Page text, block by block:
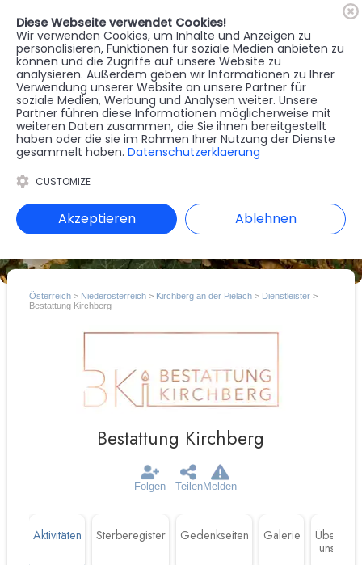
MENU
🇦🇹 Register
Österreich > Niederösterreich > Kirchberg an der Pielach > Dienstleister >
Bestattung Kirchberg
Folgen TeilenMelden
Bestattung Kirchberg
Aktivitäten Sterberegister Gedenkseiten Galerie
Über
uns
Diese Webseite verwendet Cookies!
Wir verwenden Cookies, um Inhalte und Anzeigen zu
personalisieren, Funktionen für soziale Medien anbieten zu
können und die Zugriffe auf unsere Website zu
analysieren. Außerdem geben wir Informationen zu Ihrer
Verwendung unserer Website an unsere Partner für
soziale Medien, Werbung und Analysen weiter. Unsere
Partner führen diese Informationen möglicherweise mit
weiteren Daten zusammen, die Sie ihnen bereitgestellt
haben oder die sie im Rahmen Ihrer Nutzung der Dienste
gesammelt haben. Datenschutzerklaerung
CUSTOMIZE
Akzeptieren Ablehnen